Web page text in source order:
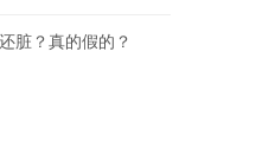
脏？真的假的？